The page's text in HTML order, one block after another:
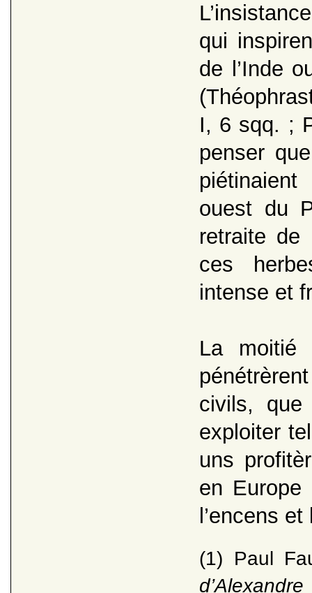
qui
de l’Inde
I, 6 sqq. ;
penser
ouest du
retraite de
ces
intense et
La moitié
civils, que
exploiter
uns
en Europe
l’encens
(1) Paul
d’Alexandre